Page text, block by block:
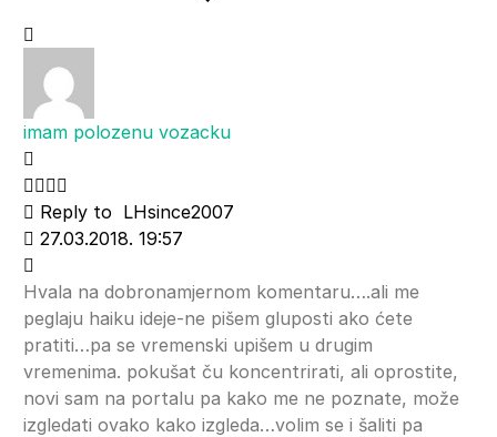
imam polozenu vozacku
Reply to LHsince2007
27.03.2018. 19:57
Hvala na dobronamjernom komentaru….ali me
peglaju haiku ideje-ne pišem gluposti ako ćete
pratiti…pa se vremenski upišem u drugim
vremenima. pokušat ču koncentrirati, ali oprostite,
novi sam na portalu pa kako me ne poznate, može
izgledati ovako kako izgleda…volim se i šaliti pa